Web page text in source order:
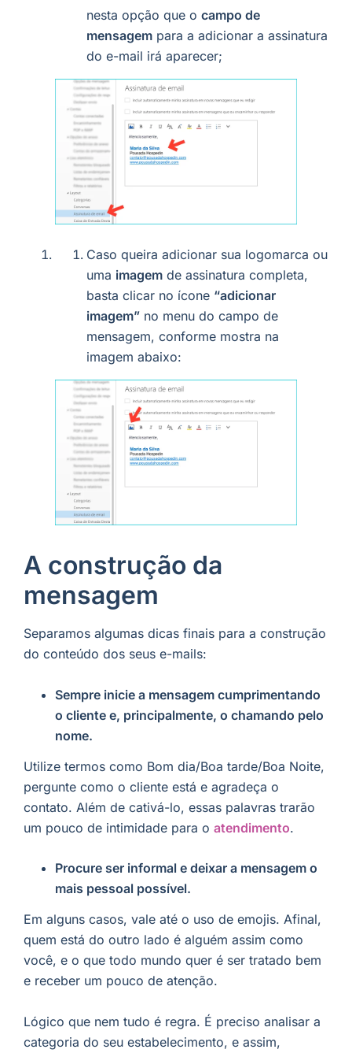
nesta opção que o campo de
mensagem para a adicionar a assinatura
do e-mail irá aparecer;
Caso queira adicionar sua logomarca ou
uma imagem de assinatura completa,
basta clicar no ícone “adicionar
imagem” no menu do campo de
mensagem, conforme mostra na
imagem abaixo:
A construção da
mensagem
Separamos algumas dicas finais para a construção
do conteúdo dos seus e-mails:
Sempre inicie a mensagem cumprimentando
o cliente e, principalmente, o chamando pelo
nome.
Utilize termos como Bom dia/Boa tarde/Boa Noite,
pergunte como o cliente está e agradeça o
contato. Além de cativá-lo, essas palavras trarão
um pouco de intimidade para o atendimento.
Procure ser informal e deixar a mensagem o
mais pessoal possível.
Em alguns casos, vale até o uso de emojis. Afinal,
quem está do outro lado é alguém assim como
você, e o que todo mundo quer é ser tratado bem
e receber um pouco de atenção.
Lógico que nem tudo é regra. É preciso analisar a
categoria do seu estabelecimento, e assim,